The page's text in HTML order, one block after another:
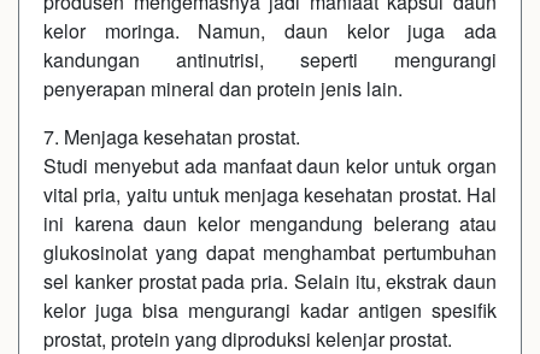
kelor moringa. Namun, daun kelor juga ada
kandungan antinutrisi, seperti mengurangi
penyerapan mineral dan protein jenis lain.
7. Menjaga kesehatan prostat.
Studi menyebut ada manfaat daun kelor untuk organ
vital pria, yaitu untuk menjaga kesehatan prostat. Hal
ini karena daun kelor mengandung belerang atau
glukosinolat yang dapat menghambat pertumbuhan
sel kanker prostat pada pria. Selain itu, ekstrak daun
kelor juga bisa mengurangi kadar antigen spesifik
prostat, protein yang diproduksi kelenjar prostat.